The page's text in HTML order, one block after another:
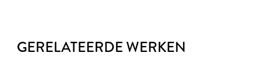
GERELATEERDE WERKEN